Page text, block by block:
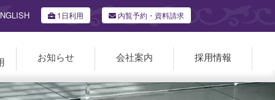
1日利用 内覧予約・資料請求
お知らせ 会社案内 採用情報